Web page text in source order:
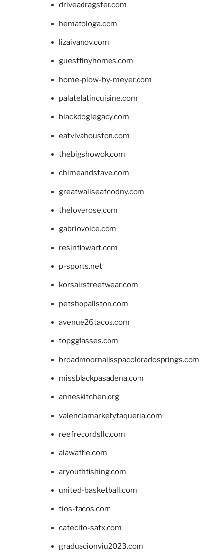
driveadragster.com
hematologa.com
lizaivanov.com
guesttinyhomes.com
home-plow-by-meyer.com
palatelatincuisine.com
blackdoglegacy.com
eatvivahouston.com
thebigshowok.com
chimeandstave.com
greatwallseafoodny.com
theloverose.com
gabriovoice.com
resinflowart.com
p-sports.net
korsairstreetwear.com
petshopallston.com
avenue26tacos.com
topgglasses.com
broadmoornailsspacoloradosprings.com
missblackpasadena.com
anneskitchen.org
valenciamarketytaqueria.com
reefrecordsllc.com
alawaffle.com
aryouthfishing.com
united-basketball.com
tios-tacos.com
cafecito-satx.com
graduacionviu2023.com